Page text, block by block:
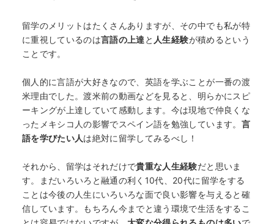
留学のメリットはたくさんありますが、その中でも私が特
に重視しているのは言語の上達 と 人生経験が積めるという
ことです。
個人的に言語が大好きなので、英語を学ぶことが一番の渡
米理由でした。渡米前の動画などを見ると、明らかにスピ
ーキングが上達していて感動します。今は現地で仲良くな
ったメキシコ人の影響でスペイン語を勉強しています。 言
語を学びたい人は絶対に留学してみるべし！
それから、留学はそれだけで貴重な人生経験だと思いま
す。まだいろいろと融通の利く10代、20代に留学をする
ことは今後の人生にいろいろな面で良い影響を与えると確
信しています。もちろん今までと違う環境で生活をするこ